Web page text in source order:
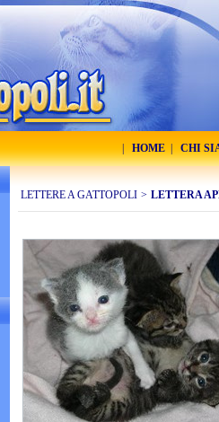
HOME CHI
LETTERE A GATTOPOLI > LETTERA